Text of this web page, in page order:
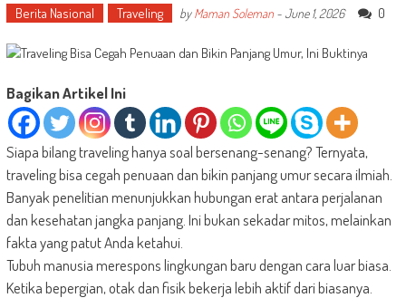
Berita Nasional Traveling byMaman Soleman-June 1, 2026 0
Bagikan Artikel Ini
Siapa bilang traveling hanya soal bersenang-senang? Ternyata,
traveling bisa cegah penuaan dan bikin panjang umur secara ilmiah.
Banyak penelitian menunjukkan hubungan erat antara perjalanan
dan kesehatan jangka panjang. Ini bukan sekadar mitos, melainkan
fakta yang patut Anda ketahui.
Tubuh manusia merespons lingkungan baru dengan cara luar biasa.
Ketika bepergian, otak dan fisik bekerja lebih aktif dari biasanya.